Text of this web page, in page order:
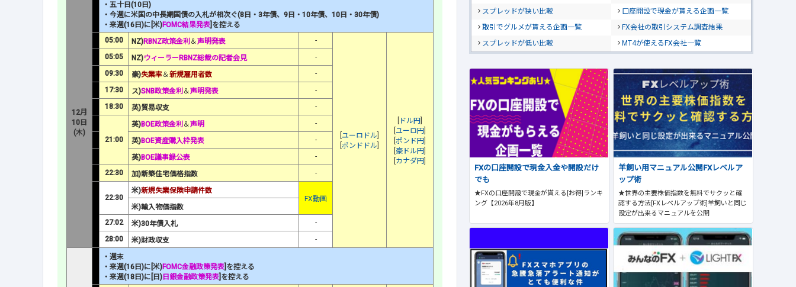
12月
10日
(木)
・五十日(10日)
・今週に米国の中長期国債の入札が相次ぐ(8日・3年債、 9日・10年債、10日・30年債)
・来週(16日)に[米)FOMC結果発表 ]を控える
05:00
NZ)RBNZ政策金利 ＆声明発表 -
ユーロドル
ポンドドル
ドル円
ユーロ円
ポンド円
豪ドル円
カナダ円
05:05 NZ)ウィーラーRBNZ総裁の記者会見
-
09:30
豪)失業率＆新規雇用者数
-
17:30
ス)SNB政策金利 ＆声明発表
-
18:30
英)貿易収支 -
21:00
英)BOE政策金利 ＆声明 -
英)BOE資産購入枠発表 -
英)BOE議事録公表
-
22:30
加)新築住宅価格指数 -
22:30
米)新規失業保険申請件数
FX動画
米)輸入物価指数
27:02
米)30年債入札
-
28:00
米)財政収支 -
・週末
・来週(16日)に[米)FOMC金融政策発表 ]を控える
・来週(18日)に[日) 日銀金融政策発表 ]を控える
スプレッドが狭い比較
口座開設で現金が貰える企画一覧
取引でグルメが貰える企画一覧
FX会社の取引システム調査結果
スプレッドが低い比較
MT4が使えるFX会社一覧
FXの口座開設で現金入金や開設だけ
でも
★FXの口座開設で現金が貰える[お得]ランキ
ング【2026年8月版】
羊飼い用マニュアル公開FXレベルア
ップ術
★世界の主要株価指数を無料でサクッと確
認する方法[FXレベルアップ術]羊飼いと同じ
設定が出来るマニュアルを公開